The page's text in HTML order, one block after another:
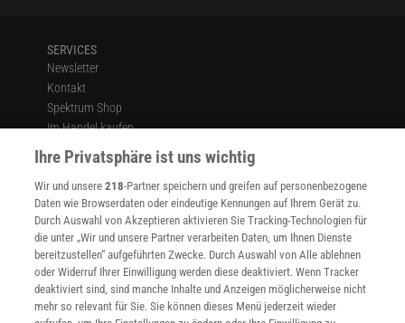
SERVICES
Newsletter
Kontakt
Spektrum Shop
Im Handel kaufen
Presse
Verträge kündigen
Widerruf
INFO
Mediadaten
Datenschutz
Nutzungsbedingungen
Cookie-Einstellungen
Utiq verwalten
Ihre Privatsphäre ist uns wichtig
Wir und unsere218-Partner speichern und greifen auf personenbezogene
Daten wie Browserdaten oder eindeutige Kennungen auf Ihrem Gerät zu.
Durch Auswahl von Akzeptieren aktivieren Sie Tracking-Technologien für
die unter „Wir und unsere Partner verarbeiten Daten, um Ihnen Dienste
bereitzustellen“ aufgeführten Zwecke. Durch Auswahl von Alle ablehnen
oder Widerruf Ihrer Einwilligung werden diese deaktiviert. Wenn Tracker
deaktiviert sind, sind manche Inhalte und Anzeigen möglicherweise nicht
mehr so relevant für Sie. Sie können dieses Menü jederzeit wieder